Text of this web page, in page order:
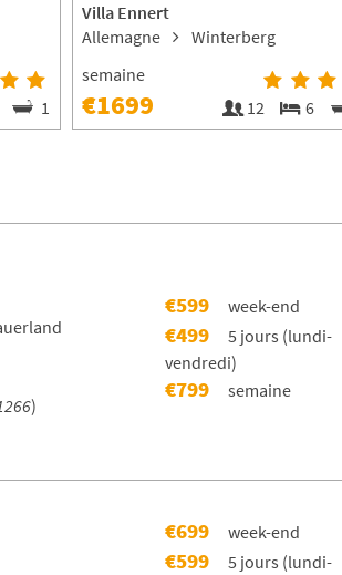
1
Villa Ennert
Allemagne
Winterberg
semaine
€1699 12 6
)
€599 week-end
€499
5 jours (lundi-
vendredi)
€799 semaine
€699 week-end
€599
5 jours (lundi-